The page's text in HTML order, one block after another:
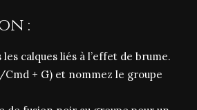
:
calques liés à l’effet de brume.
+ G) et nommez le groupe